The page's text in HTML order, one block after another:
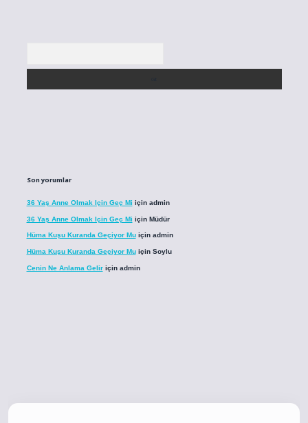
Son yorumlar
36 Yaş Anne Olmak Için Geç Mi için admin
36 Yaş Anne Olmak Için Geç Mi için Müdür
Hüma Kuşu Kuranda Geçiyor Muiçin admin
Hüma Kuşu Kuranda Geçiyor Muiçin Soylu
Cenin Ne Anlama Geliriçin admin